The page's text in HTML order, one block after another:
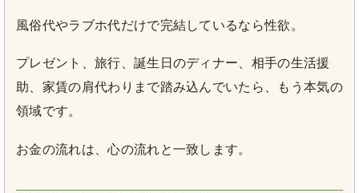
風俗代やラブホ代だけで完結しているなら性欲。
プレゼント、旅行、誕生日のディナー、相手の生活援
助、家賃の肩代わりまで踏み込んでいたら、もう本気の
領域です。
お金の流れは、心の流れと一致します。